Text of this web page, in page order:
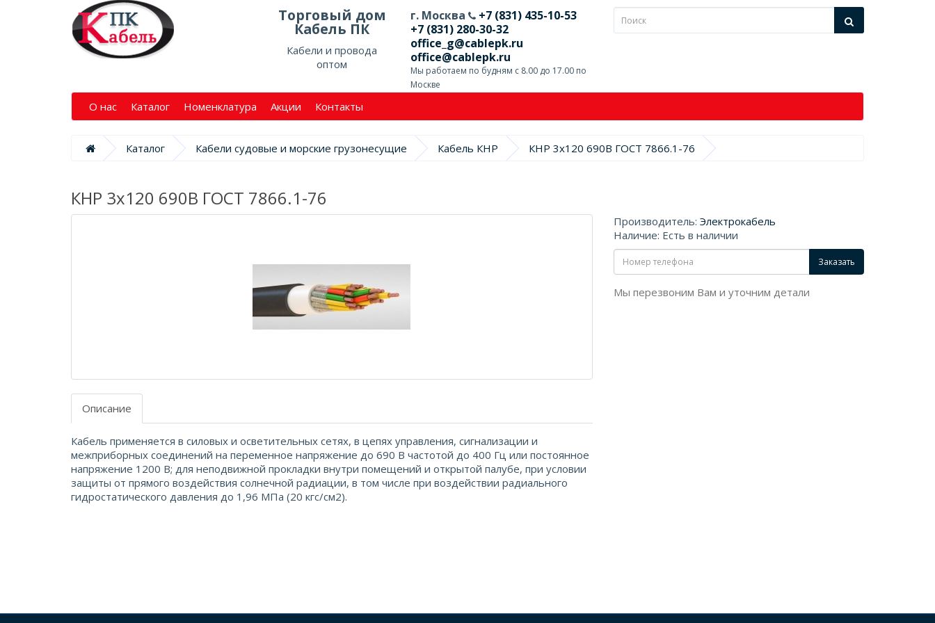
Торговый дом
Кабель ПК
Кабели и провода
оптом
г. Москва
+7 (831) 435-10-53
+7 (831) 280-30-32
office_g@cablepk.ru
office@cablepk.ru
Мы работаем по будням с 8.00 до 17.00 по
Москве
О нас Каталог Номенклатура Акции Контакты
Каталог Кабели судовые и морские грузонесущие Кабель КНР КНР 3х120 690В ГОСТ 7866.1-76
КНР 3х120 690В ГОСТ 7866.1-76
Описание
Кабель применяется в силовых и осветительных сетях, в цепях управления, сигнализации и
межприборных соединений на переменное напряжение до 690 В частотой до 400 Гц или постоянное
напряжение 1200 В; для неподвижной прокладки внутри помещений и открытой палубе, при условии
защиты от прямого воздействия солнечной радиации, в том числе при воздействии радиального
гидростатического давления до 1,96 МПа (20 кгс/см2).
Производитель: Электрокабель
Наличие: Есть в наличии
Заказать
Мы перезвоним Вам и уточним детали